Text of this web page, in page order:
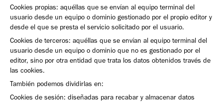
Cookies propias: aquéllas que se envían al equipo terminal del
usuario desde un equipo o dominio gestionado por el propio editor y
desde el que se presta el servicio solicitado por el usuario.
Cookies de terceros: aquéllas que se envían al equipo terminal del
usuario desde un equipo o dominio que no es gestionado por el
editor, sino por otra entidad que trata los datos obtenidos través de
las cookies.
También podemos dividirlas en:
Cookies de sesión: diseñadas para recabar y almacenar datos